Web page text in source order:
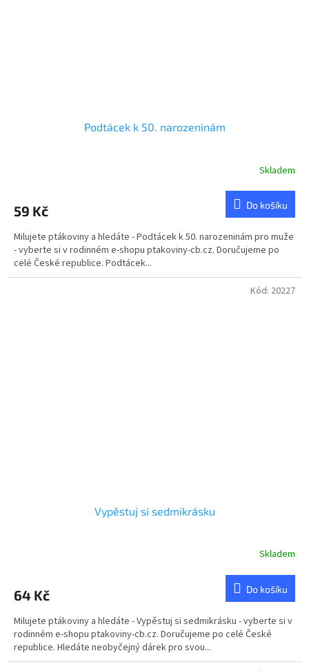
Podtácek k 50. narozeninám
Skladem
59 Kč Do košíku
Milujete ptákoviny a hledáte - Podtácek k 50. narozeninám pro muže
- vyberte si v rodinném e-shopu ptakoviny-cb.cz. Doručujeme po
celé České republice. Podtácek...
Vypěstuj si sedmikrásku
je
z
5
hvězdiček.
Skladem
64 Kč Do košíku
Milujete ptákoviny a hledáte - Vypěstuj si sedmikrásku - vyberte si v
rodinném e-shopu ptakoviny-cb.cz. Doručujeme po celé České
republice. Hledáte neobyčejný dárek pro svou...
Kód: 20227